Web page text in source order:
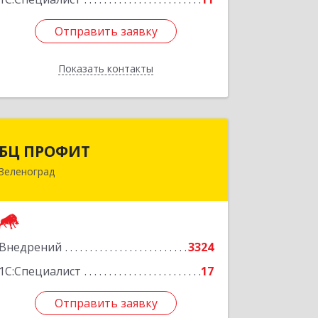
Отправить заявку
Показать контакты
Отправить заявку
Назад
БЦ ПРОФИТ
Внедрений
3324
1С:Специалист
17
Отправить заявку
124482, Москва г, Зеленоград г,
Отправить заявку